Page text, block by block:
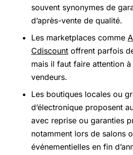
souvent synonymes de
d’après-vente de qualité.
Les marketplaces comme
Cdiscount offrent parfois
mais il faut faire attention
vendeurs.
Les boutiques locales ou
d’électronique proposent
avec reprise ou garanties
notamment lors de salons
événementielles en fin